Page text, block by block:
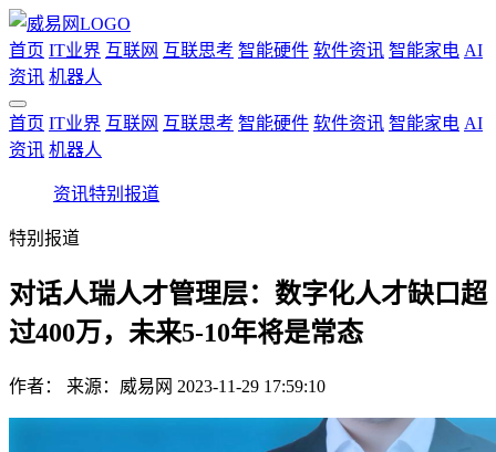
首页 IT业界 互联网 互联思考 智能硬件 软件资讯 智能家电 AI
资讯 机器人
首页 IT业界 互联网 互联思考 智能硬件 软件资讯 智能家电 AI
资讯 机器人
资讯特别报道
特别报道
对话人瑞人才管理层：数字化人才缺口超
过400万，未来5-10年将是常态
作者： 来源：威易网 2023-11-29 17:59:10